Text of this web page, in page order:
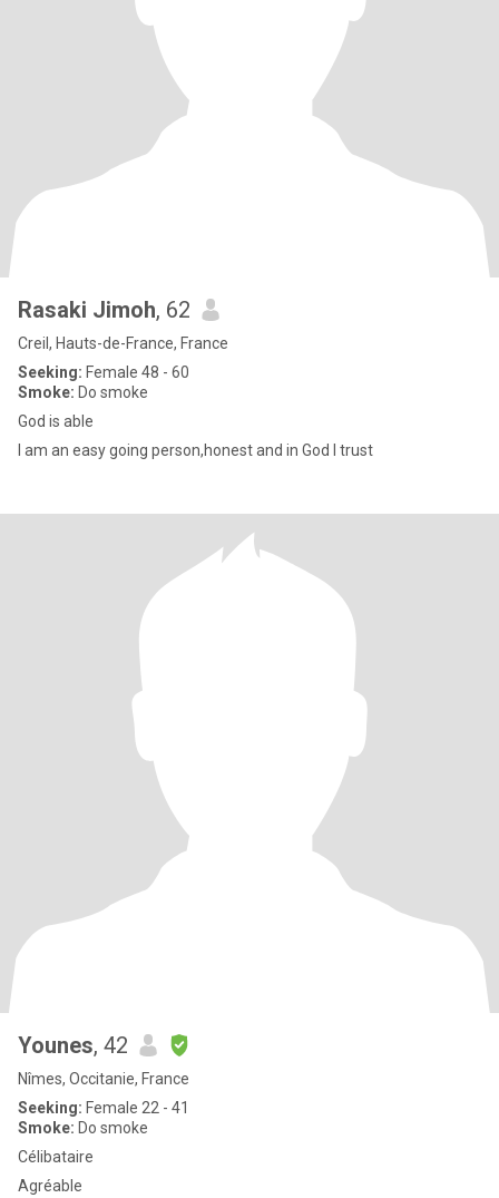
Rasaki Jimoh, 62
Creil, Hauts-de-France, France
Seeking: Female 48 - 60
Smoke: Do smoke
God is able
I am an easy going person,honest and in God l trust
Younes, 42
Nîmes, Occitanie, France
Seeking: Female 22 - 41
Smoke: Do smoke
Célibataire
Agréable